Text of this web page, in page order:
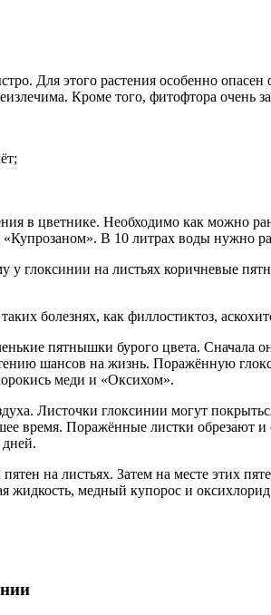
Для этого растения особенно
Кроме того, фитофтора очень
в цветнике. Необходимо как можно
В 10 литрах воды нужно
у глоксинии на листьях коричневые
болезнях, как филлостиктоз,
пятнышки бурого цвета. Сначала
шансов на жизнь. Поражённую
меди и «Оксихом».
Листочки глоксинии могут
время. Поражённые листки
на листьях. Затем на месте этих
жидкость, медный купорос и